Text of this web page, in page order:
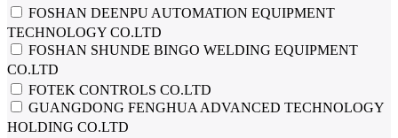
FOSHAN DEENPU AUTOMATION EQUIPMENT
TECHNOLOGY CO.LTD
FOSHAN SHUNDE BINGO WELDING EQUIPMENT
CO.LTD
FOTEK CONTROLS CO.LTD
GUANGDONG FENGHUA ADVANCED TECHNOLOGY
HOLDING CO.LTD